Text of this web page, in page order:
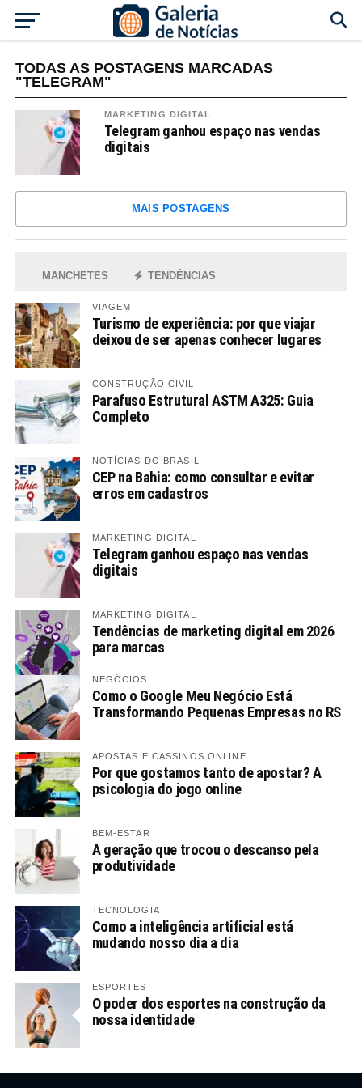
TODAS AS POSTAGENS MARCADAS
"TELEGRAM"
MARKETING DIGITAL
Telegram ganhou espaço nas vendas
digitais
MAIS POSTAGENS
MANCHETES TENDÊNCIAS
VIAGEM
Turismo de experiência: por que viajar
deixou de ser apenas conhecer lugares
CONSTRUÇÃO CIVIL
Parafuso Estrutural ASTM A325: Guia
Completo
NOTÍCIAS DO BRASIL
CEP na Bahia: como consultar e evitar
erros em cadastros
MARKETING DIGITAL
Telegram ganhou espaço nas vendas
digitais
MARKETING DIGITAL
Tendências de marketing digital em 2026
para marcas
NEGÓCIOS
Como o Google Meu Negócio Está
Transformando Pequenas Empresas no RS
APOSTAS E CASSINOS ONLINE
Por que gostamos tanto de apostar? A
psicologia do jogo online
BEM-ESTAR
A geração que trocou o descanso pela
produtividade
TECNOLOGIA
Como a inteligência artificial está
mudando nosso dia a dia
ESPORTES
O poder dos esportes na construção da
nossa identidade